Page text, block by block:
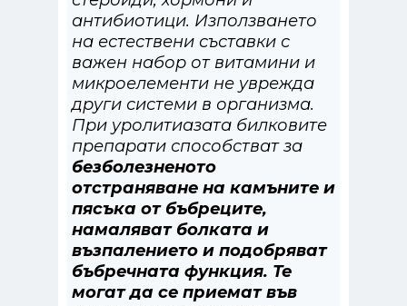
антибиотици. Използването
на естествени съставки с
важен набор от витамини и
микроелементи не уврежда
други системи в организма.
При уролитиазата билковите
препарати способстват за
безболезненото
отстраняване на камъните и
пясъка от бъбреците,
намаляват болката и
възпалението и подобряват
бъбречната функция. Те
могат да се приемат във